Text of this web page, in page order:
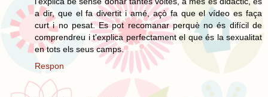
a dir, que el fa divertit i amé, açò fa que el vídeo es faça
curt i no pesat. Es pot recomanar perquè no és difícil de
comprendreu i t'explica perfectament el que és la sexualitat
en tots els seus camps.
Respon